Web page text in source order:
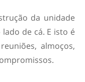
da unidade
de cá. E isto é
almoços,